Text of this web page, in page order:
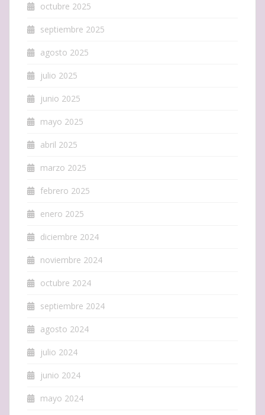
octubre 2025
septiembre 2025
agosto 2025
julio 2025
junio 2025
mayo 2025
abril 2025
marzo 2025
febrero 2025
enero 2025
diciembre 2024
noviembre 2024
octubre 2024
septiembre 2024
agosto 2024
julio 2024
junio 2024
mayo 2024